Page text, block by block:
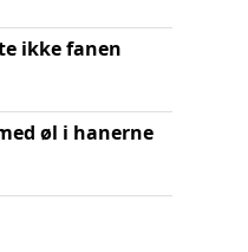
ikke fanen
øl i hanerne